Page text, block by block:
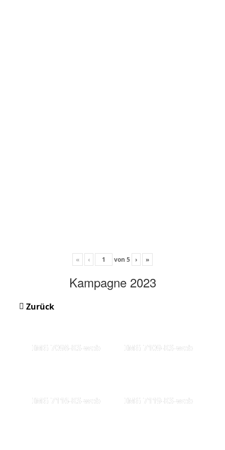
« ‹ von 5 › »
Kampagne 2023
Zurück
IMG 7098-KS-web IMG 7109-KS-web
IMG 7116-KS-web IMG 7119-KS-web